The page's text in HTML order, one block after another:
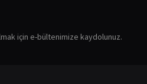
için e-bültenimize kaydolunuz.